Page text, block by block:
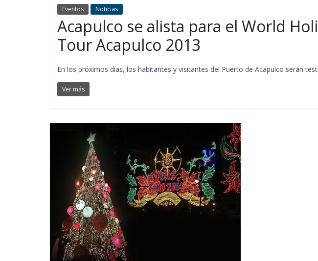
Eventos Noticias
Acapulco se alista para el World
Tour Acapulco 2013
En los próximos días, los habitantes y visitantes del Puerto de Acapulco serán
Ver más